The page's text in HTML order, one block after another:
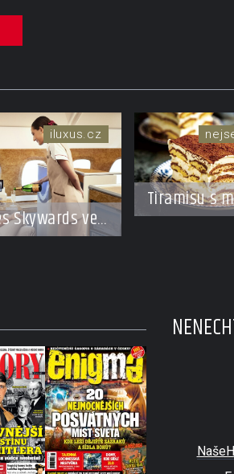
Skywards ve
s Moët
iluxus.cz
Tiramisu s
a kávou